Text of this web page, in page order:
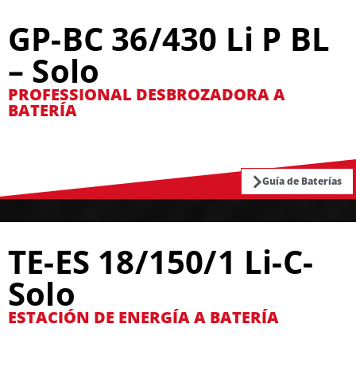
GP-BC 36/430 Li P BL
– Solo
PROFESSIONAL DESBROZADORA A
BATERÍA
Guía de Baterías
TE-ES 18/150/1 Li-C-
Solo
ESTACIÓN DE ENERGÍA A BATERÍA